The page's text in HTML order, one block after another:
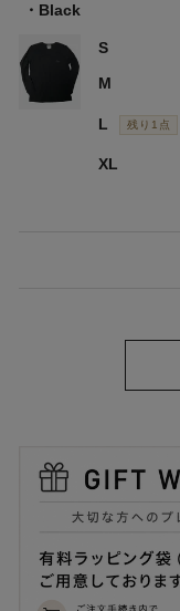
Black
S
M
L 残り1点
XL